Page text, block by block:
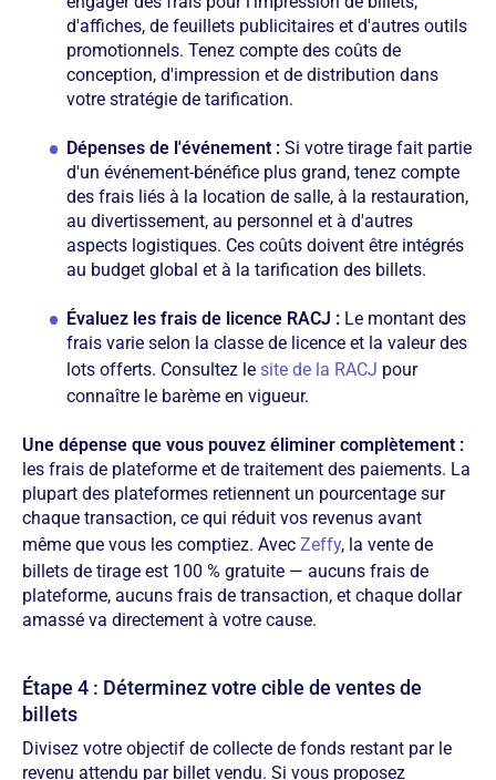
d'affiches, de feuillets publicitaires et d'autres outils
promotionnels. Tenez compte des coûts de
conception, d'impression et de distribution dans
votre stratégie de tarification.
Dépenses de l'événement : Si votre tirage fait partie
d'un événement-bénéfice plus grand, tenez compte
des frais liés à la location de salle, à la restauration,
au divertissement, au personnel et à d'autres
aspects logistiques. Ces coûts doivent être intégrés
au budget global et à la tarification des billets.
Évaluez les frais de licence RACJ : Le montant des
frais varie selon la classe de licence et la valeur des
lots offerts. Consultez le site de la RACJ pour
connaître le barème en vigueur.
Une dépense que vous pouvez éliminer complètement :
les frais de plateforme et de traitement des paiements. La
plupart des plateformes retiennent un pourcentage sur
chaque transaction, ce qui réduit vos revenus avant
même que vous les comptiez. Avec Zeffy, la vente de
billets de tirage est 100 % gratuite — aucuns frais de
plateforme, aucuns frais de transaction, et chaque dollar
amassé va directement à votre cause.
Étape 4 : Déterminez votre cible de ventes de
billets
Divisez votre objectif de collecte de fonds restant par le
revenu attendu par billet vendu. Si vous proposez